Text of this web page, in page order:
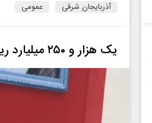
آذربایجان شرقی عمومی
یک هزار و ۲۵۰ میلیارد ریال برای تجهیز آتش‌نشانی تبریز هزینه شد